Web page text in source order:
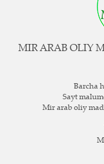
MIR ARAB OLIY
Barcha
Sayt
Mir arab oliy